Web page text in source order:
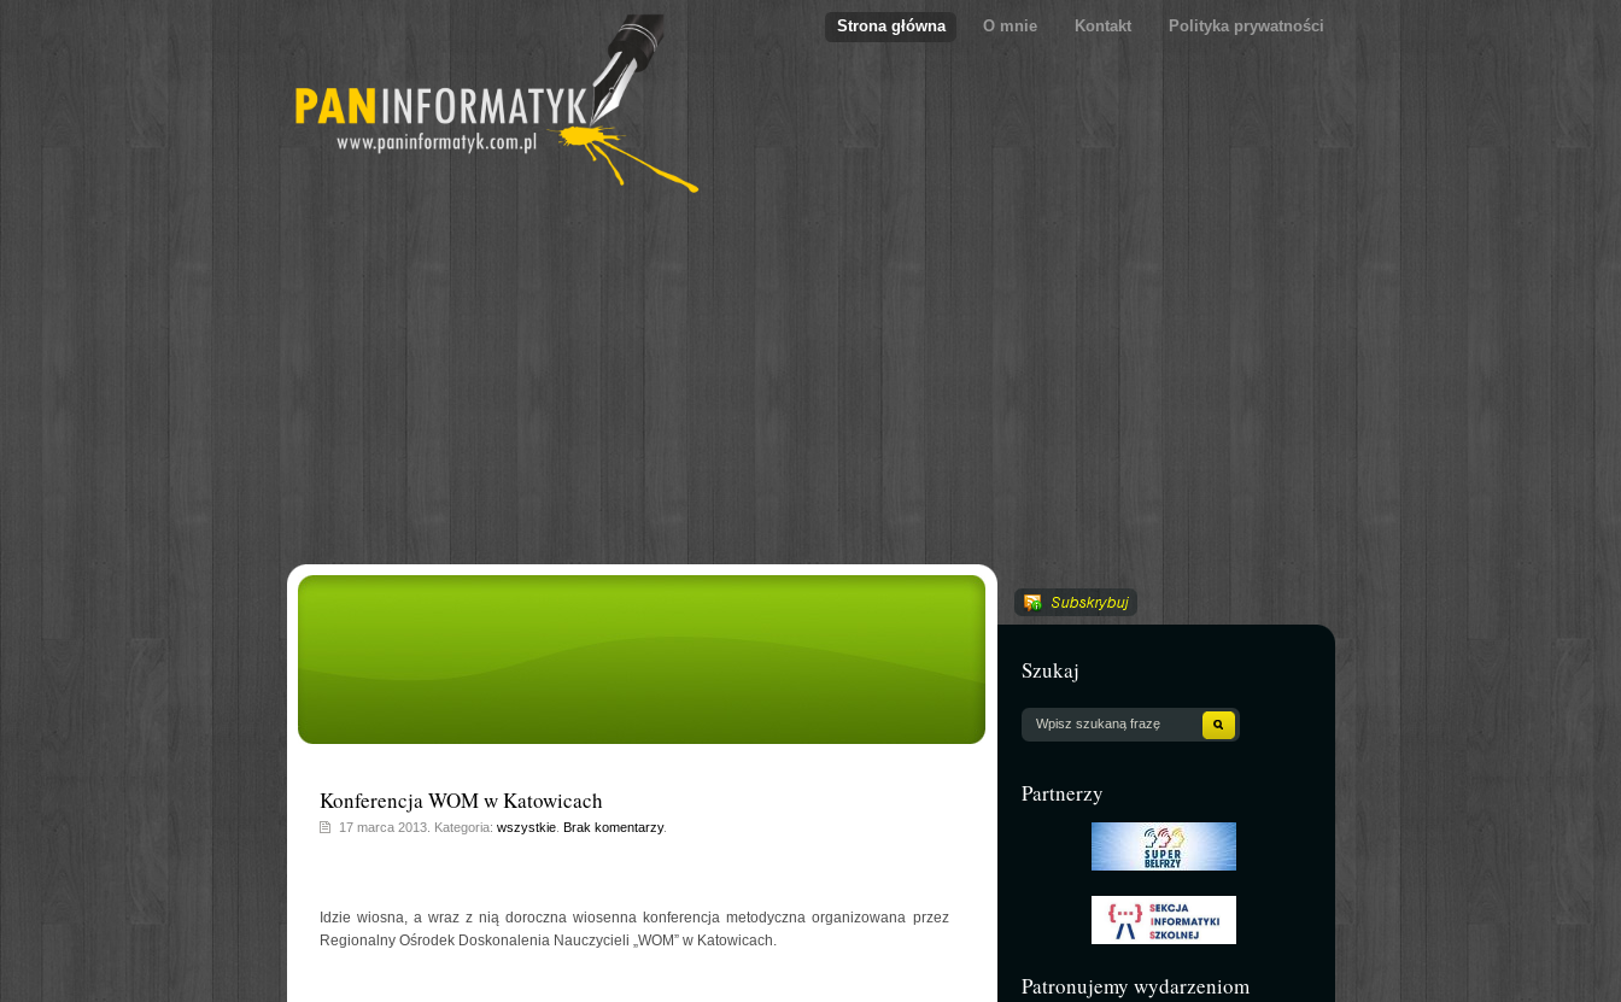
Strona główna O mnie Kontakt Polityka prywatności
Konferencja WOM w Katowicach
17 marca 2013. Kategoria: wszystkie. Brak komentarzy.
Idzie wiosna, a wraz z nią doroczna wiosenna konferencja metodyczna organizowana przez
Regionalny Ośrodek Doskonalenia Nauczycieli „WOM” w Katowicach.
Szukaj
Partnerzy
Patronujemy wydarzeniom